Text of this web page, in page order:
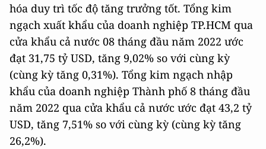
hóa duy trì tốc độ tăng trưởng tốt. Tổng kim
ngạch xuất khẩu của doanh nghiệp TP.HCM qua
cửa khẩu cả nước 08 tháng đầu năm 2022 ước
đạt 31,75 tỷ USD, tăng 9,02% so với cùng kỳ
(cùng kỳ tăng 0,31%). Tổng kim ngạch nhập
khẩu của doanh nghiệp Thành phố 8 tháng đầu
năm 2022 qua cửa khẩu cả nước ước đạt 43,2 tỷ
USD, tăng 7,51% so với cùng kỳ (cùng kỳ tăng
26,2%).